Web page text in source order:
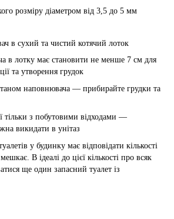
розміру діаметром від 3,5 до 5 мм
в сухий та чистий котячий лоток
в лотку має становити не менше 7 см для
та утворення грудок
наповнювача — прибирайте грудки та
тільки з побутовими відходами —
викидати в унітаз
у будинку має відповідати кількості
В ідеалі до цієї кількості про всяк
ще один запасний туалет із